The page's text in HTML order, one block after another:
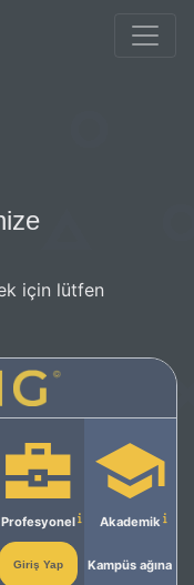
için lütfen
Profesyonel
Giriş Yap
Akademik
Kampüs ağına